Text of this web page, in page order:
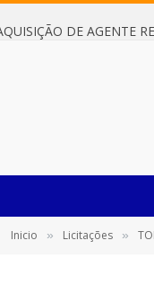
Inicio » Licitações »